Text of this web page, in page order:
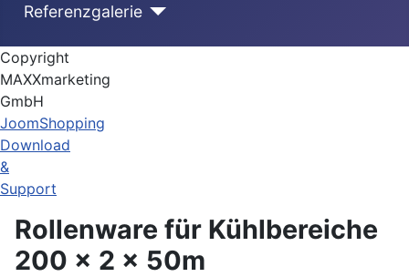
Referenzgalerie
Rollenware für Kühlbereiche
200 x 2 x 50m
Copyright
MAXXmarketing
GmbH
JoomShopping
Download
&
Support